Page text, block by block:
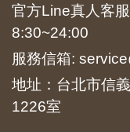
官方Line真人客
8:30~24:00
服務信箱:
地址：台北市信
1226室